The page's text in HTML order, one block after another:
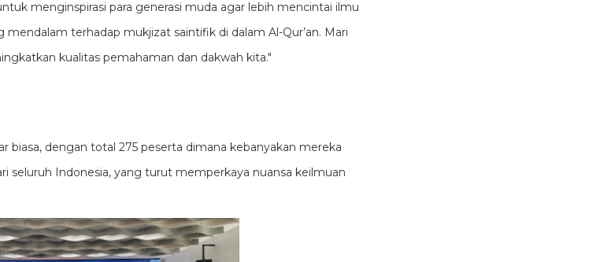
menginspirasi para generasi muda agar lebih mencintai ilmu
mendalam terhadap mukjizat saintifik di dalam Al-Qur’an. Mari
kualitas pemahaman dan dakwah kita."
biasa, dengan total 275 peserta dimana kebanyakan mereka
seluruh Indonesia, yang turut memperkaya nuansa keilmuan